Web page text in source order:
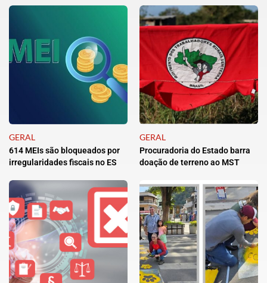
GERAL
614 MEIs são bloqueados por
irregularidades fiscais no ES
GERAL
Procuradoria do Estado barra
doação de terreno ao MST